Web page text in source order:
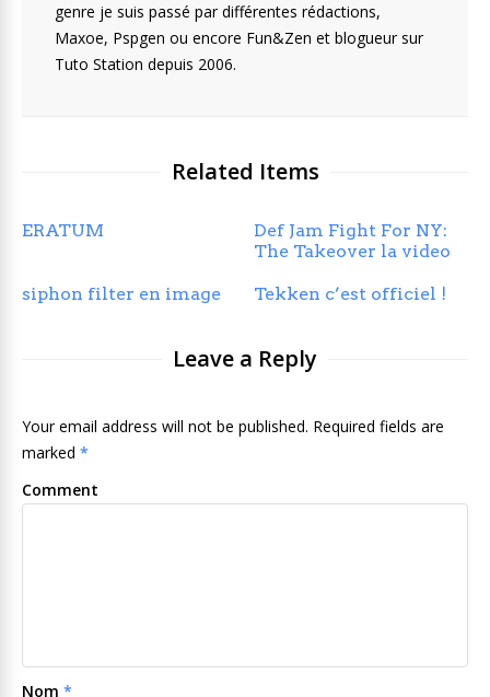
genre je suis passé par différentes rédactions,
Maxoe, Pspgen ou encore Fun&Zen et blogueur sur
Tuto Station depuis 2006.
Related Items
ERATUM
Def Jam Fight For NY:
The Takeover la video
siphon filter en image Tekken c’est officiel !
Leave a Reply
Your email address will not be published. Required fields are
marked *
Comment
Nom *